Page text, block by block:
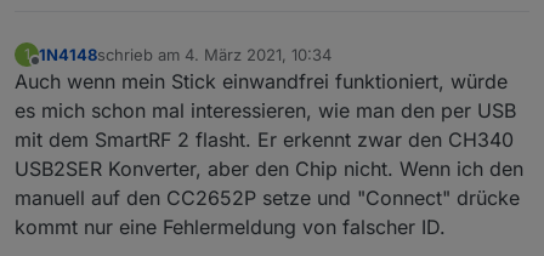
1
Offline
1N4148schrieb am 4. März 2021, 10:34
zuletzt editiert von
Auch wenn mein Stick einwandfrei funktioniert, würde
es mich schon mal interessieren, wie man den per USB
mit dem SmartRF 2 flasht. Er erkennt zwar den CH340
USB2SER Konverter, aber den Chip nicht. Wenn ich den
manuell auf den CC2652P setze und "Connect" drücke
kommt nur eine Fehlermeldung von falscher ID.